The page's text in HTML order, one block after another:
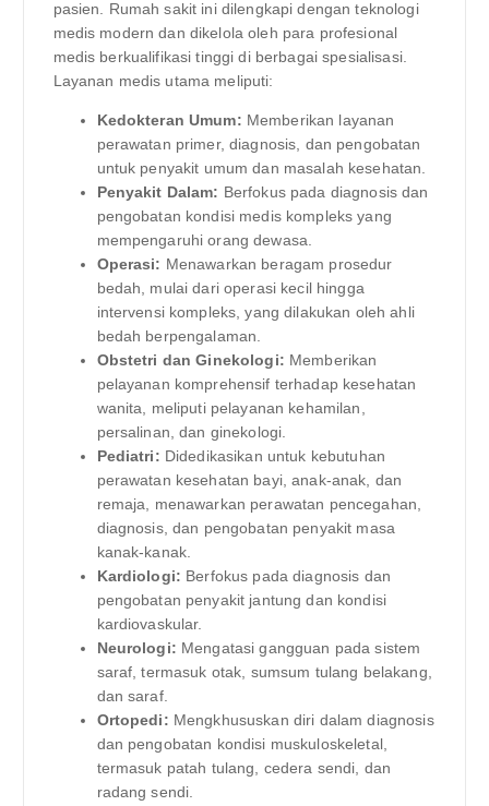
pasien. Rumah sakit ini dilengkapi dengan teknologi
medis modern dan dikelola oleh para profesional
medis berkualifikasi tinggi di berbagai spesialisasi.
Layanan medis utama meliputi:
Kedokteran Umum: Memberikan layanan
perawatan primer, diagnosis, dan pengobatan
untuk penyakit umum dan masalah kesehatan.
Penyakit Dalam: Berfokus pada diagnosis dan
pengobatan kondisi medis kompleks yang
mempengaruhi orang dewasa.
Operasi: Menawarkan beragam prosedur
bedah, mulai dari operasi kecil hingga
intervensi kompleks, yang dilakukan oleh ahli
bedah berpengalaman.
Obstetri dan Ginekologi: Memberikan
pelayanan komprehensif terhadap kesehatan
wanita, meliputi pelayanan kehamilan,
persalinan, dan ginekologi.
Pediatri: Didedikasikan untuk kebutuhan
perawatan kesehatan bayi, anak-anak, dan
remaja, menawarkan perawatan pencegahan,
diagnosis, dan pengobatan penyakit masa
kanak-kanak.
Kardiologi: Berfokus pada diagnosis dan
pengobatan penyakit jantung dan kondisi
kardiovaskular.
Neurologi: Mengatasi gangguan pada sistem
saraf, termasuk otak, sumsum tulang belakang,
dan saraf.
Ortopedi: Mengkhususkan diri dalam diagnosis
dan pengobatan kondisi muskuloskeletal,
termasuk patah tulang, cedera sendi, dan
radang sendi.